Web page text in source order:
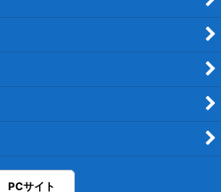
PCサイト